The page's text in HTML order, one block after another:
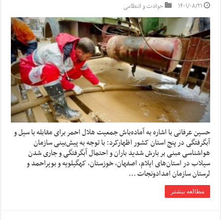
۱۴۰۱/۰۸/۲۱ حوادث و انتظامی
حسین عرفانی با اشاره به آماده‌باش جمعیت هلال احمر برای مقابله با سیل و
آبگرفتگی در پنج استان کشور اظهارکرد:‌ با توجه به پیش‌بینی سازمان
هواشناسی مبنی بر بارش شدید باران و احتمال آبگرفتگی و جاری شدن
سیلاب در استان‌های ایلام، اصفهان، خوزستان، کهگیلویه و بویراحمد و
لرستان سازمان امدادونجات …
مطالعه بیشتر